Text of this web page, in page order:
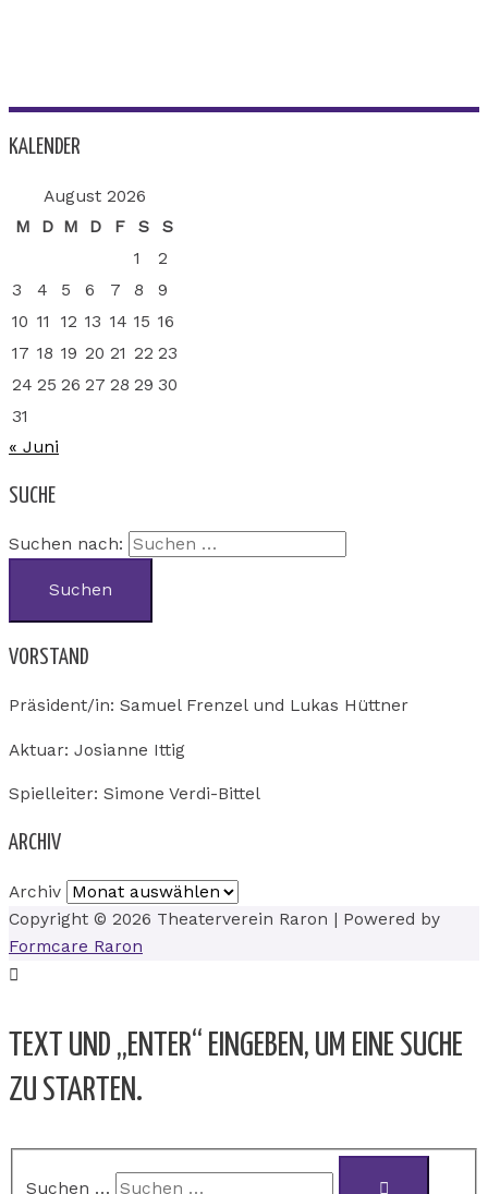
KALENDER
August 2026
M
D M D F S
S
1
2
3
4 5 6 7 8
9
10 11 12 13 14 15 16
17 18 19 20 21 22 23
24 25 26 27 28 29 30
31
« Juni
SUCHE
Suchen nach:
VORSTAND
Präsident/in: Samuel Frenzel und Lukas Hüttner
Aktuar: Josianne Ittig
Spielleiter: Simone Verdi-Bittel
ARCHIV
Archiv
Copyright © 2026 Theaterverein Raron | Powered by
Formcare Raron
TEXT UND „ENTER“ EINGEBEN, UM EINE SUCHE
ZU STARTEN.
Suchen …